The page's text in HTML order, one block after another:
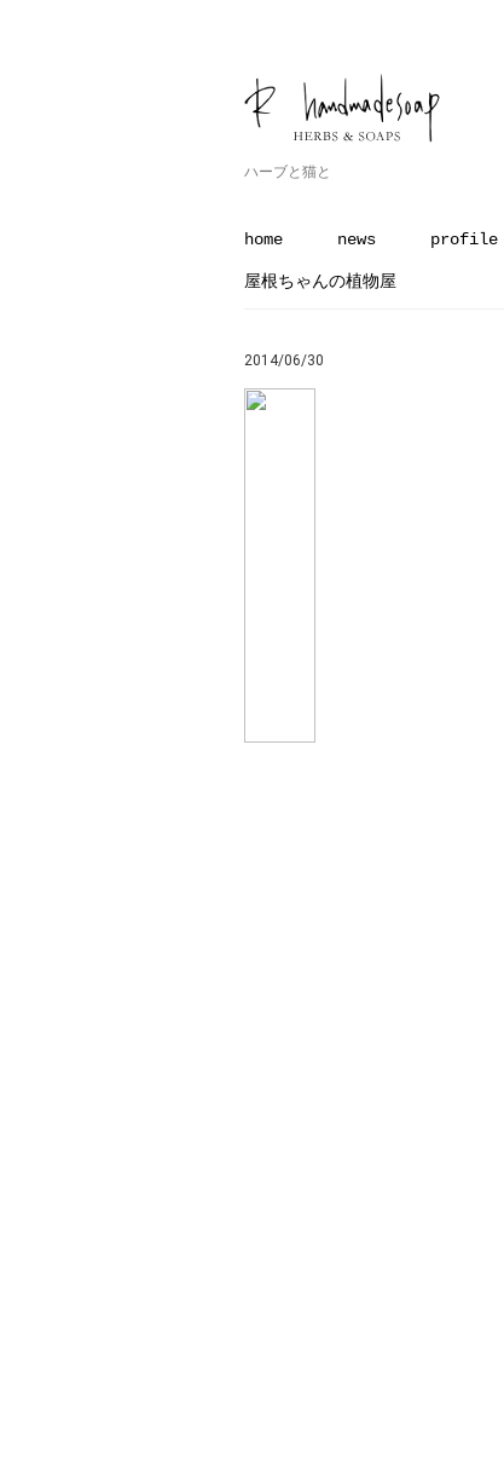
ハーブと猫と
home news profile
屋根ちゃんの植物屋
2014/06/30